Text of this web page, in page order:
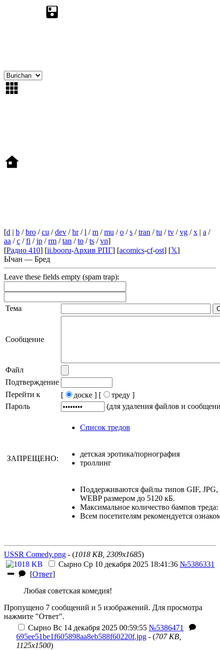
[d | b /bro /cu /dev /hr/l /m /mu /o /s /tran /tu /tv /vg /x | a /
aa /c /fi /jp /rm /tan /to /ts /vn]
[Радио 410] [ii.booru-Архив РПГ] [acomics-cf-ost] [𝕏]
Ычан — Бред
Leave these fields empty (spam trap):
Тема
Сообщение
Файл
Подтверждение
Перейти к
[ доске ] [
треду ]
Пароль
(для удаления файлов и
Список тредов
ЗАПРЕЩЕНО:
детская эротика/порнография
троллинг
Поддерживаются файлы типов GIF,
WEBP размером до 5120 кБ.
Максимальное количество бампов треда:
Всем посетителям рекомендуется
USSR Comedy.png - (1018 KB, 2309x1685)
Сырно Ср 10 декабря 2025 18:41:36 №5386331
[Ответ]
Любая советская комедия!
Пропущено 7 сообщений и 5 изображений. Для просмотра
нажмите "Ответ".
Сырно Вс 14 декабря 2025 00:59:55 №5386471
695ee51be1f605898aa8eb588f60220f.jpg - (707 KB,
1125x1500)